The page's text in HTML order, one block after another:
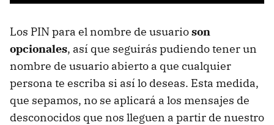
Los PIN para el nombre de usuarioson
opcionales, así que seguirás pudiendo tener un
nombre de usuario abierto a que cualquier
persona te escriba si así lo deseas. Esta medida,
que sepamos, no se aplicará a los mensajes de
desconocidos que nos lleguen a partir de nuestro